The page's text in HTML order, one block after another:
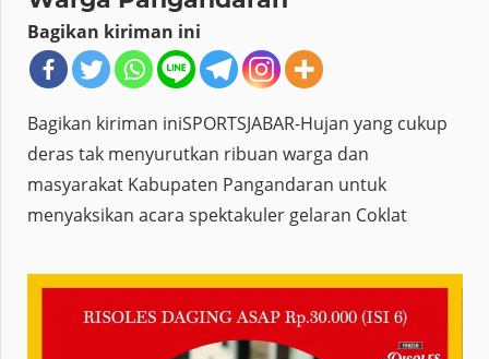
Bagikan kiriman ini
Bagikan kiriman iniSPORTSJABAR-Hujan yang cukup
deras tak menyurutkan ribuan warga dan
masyarakat Kabupaten Pangandaran untuk
menyaksikan acara spektakuler gelaran Coklat